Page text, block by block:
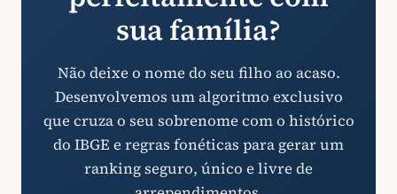
sua família?
Não deixe o nome do seu filho ao acaso.
Desenvolvemos um algoritmo exclusivo
que cruza o seu sobrenome com o histórico
do IBGE e regras fonéticas para gerar um
ranking seguro, único e livre de